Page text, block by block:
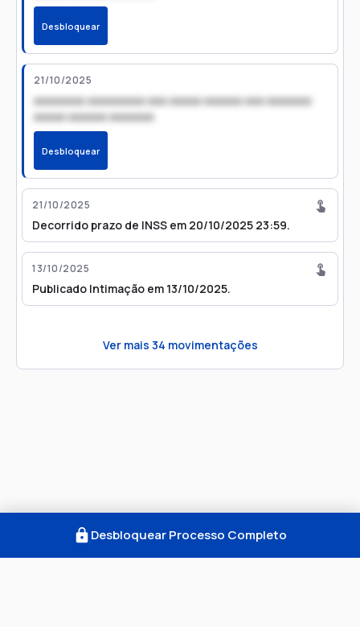
Desbloquear
21/10/2025
xxxxxxxx xxxxxxxxx xxx xxxxx xxxxxx xxx xxxxxxx
xxxxx xxxxxx xxxxxxx
Desbloquear
21/10/2025
Decorrido prazo de INSS em 20/10/2025 23:59.
13/10/2025
Publicado Intimação em 13/10/2025.
Ver mais 34 movimentações
Desbloquear Processo Completo